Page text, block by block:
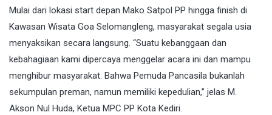
Mulai dari lokasi start depan Mako Satpol PP hingga finish di
Kawasan Wisata Goa Selomangleng, masyarakat segala usia
menyaksikan secara langsung. “Suatu kebanggaan dan
kebahagiaan kami dipercaya menggelar acara ini dan mampu
menghibur masyarakat. Bahwa Pemuda Pancasila bukanlah
sekumpulan preman, namun memiliki kepedulian,” jelas M.
Akson Nul Huda, Ketua MPC PP Kota Kediri.